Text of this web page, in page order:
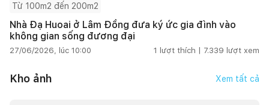
Từ 100m2 đến 200m2
Nhà Đạ Huoai ở Lâm Đồng đưa ký ức gia đình vào
không gian sống đương đại
27/06/2026, lúc 10:00 1 lượt thích | 7.339 lượt xem
Kho ảnh Xem tất cả